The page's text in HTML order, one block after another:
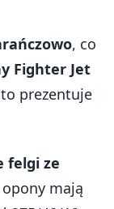
, co
Fighter Jet
prezentuje
felgi ze
mają